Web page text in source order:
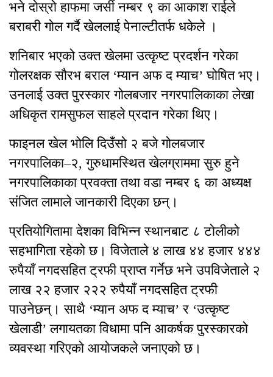
भने दोस्रो हाफमा जर्सी नम्बर ९ का आकाश राईले
बराबरी गोल गर्दै खेललाई पेनाल्टीतर्फ धकेले ।
शनिबार भएको उक्त खेलमा उत्कृष्ट प्रदर्शन गरेका
गोलरक्षक सौरभ बराल ‘म्यान अफ द म्याच’ घोषित भए।
उनलाई उक्त पुरस्कार गोलबजार नगरपालिकाका लेखा
अधिकृत रामसुफल साहले प्रदान गरेका थिए।
फाइनल खेल भोलि दिउँसो २ बजे गोलबजार
नगरपालिका–२, गुरुधामस्थित खेलग्राममा सुरु हुने
नगरपालिकाका प्रवक्ता तथा वडा नम्बर ६ का अध्यक्ष
संजित लामाले जानकारी दिएका छन्।
प्रतियोगितामा देशका विभिन्न स्थानबाट ८ टोलीको
सहभागिता रहेको छ। विजेताले ४ लाख ४४ हजार ४४४
रुपैयाँ नगदसहित ट्रफी प्राप्त गर्नेछ भने उपविजेताले २
लाख २२ हजार २२२ रुपैयाँ नगदसहित ट्रफी
पाउनेछन्। साथै ‘म्यान अफ द म्याच’ र ‘उत्कृष्ट
खेलाडी’ लगायतका विधामा पनि आकर्षक पुरस्कारको
व्यवस्था गरिएको आयोजकले जनाएको छ।